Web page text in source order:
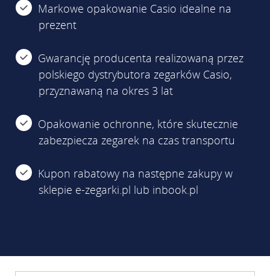
Markowe opakowanie Casio idealne na
prezent
Gwarancję producenta realizowaną przez
polskiego dystrybutora zegarków Casio,
przyznawaną na okres 3 lat
Opakowanie ochronne, które skutecznie
zabezpiecza zegarek na czas transportu
Kupon rabatowy na następne zakupy w
sklepie e-zegarki.pl lub inbook.pl